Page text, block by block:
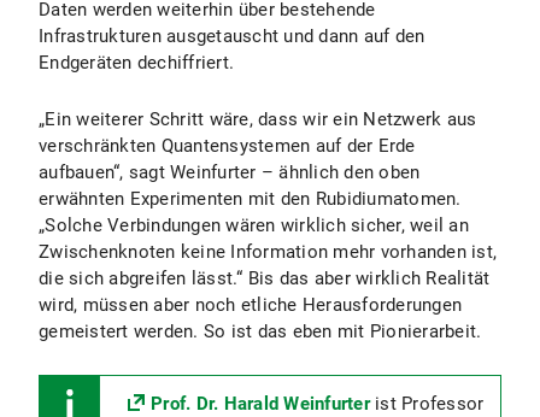
Daten werden weiterhin über bestehende
Infrastrukturen ausgetauscht und dann auf den
Endgeräten dechiffriert.
„Ein weiterer Schritt wäre, dass wir ein Netzwerk aus
verschränkten Quantensystemen auf der Erde
aufbauen“, sagt Weinfurter – ähnlich den oben
erwähnten Experimenten mit den Rubidiumatomen.
„Solche Verbindungen wären wirklich sicher, weil an
Zwischenknoten keine Information mehr vorhanden ist,
die sich abgreifen lässt.“ Bis das aber wirklich Realität
wird, müssen aber noch etliche Herausforderungen
gemeistert werden. So ist das eben mit Pionierarbeit.
Prof. Dr. Harald Weinfurterist Professor